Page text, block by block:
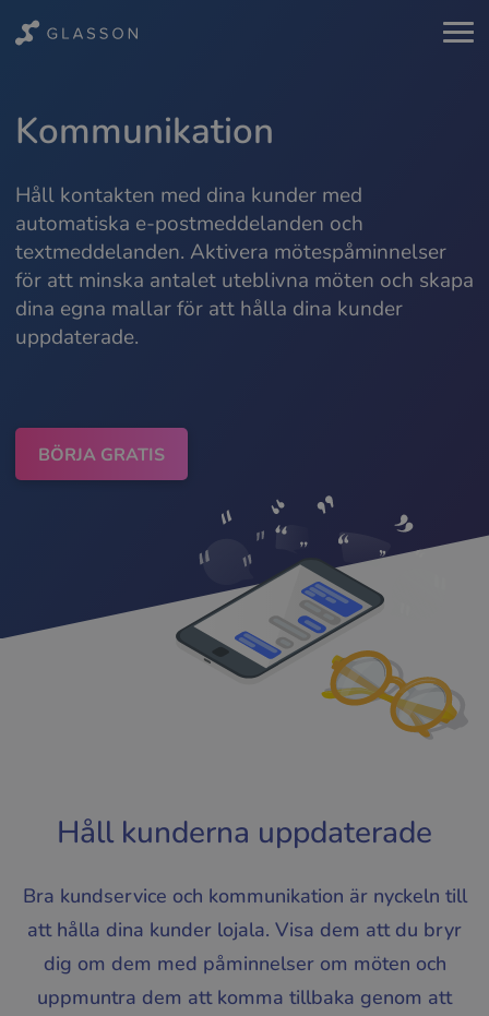
Kommunikation
Håll kontakten med dina kunder med
automatiska e-postmeddelanden och
textmeddelanden. Aktivera mötespåminnelser
för att minska antalet uteblivna möten och skapa
dina egna mallar för att hålla dina kunder
uppdaterade.
BÖRJA GRATIS
Håll kunderna uppdaterade
Bra kundservice och kommunikation är nyckeln till
att hålla dina kunder lojala. Visa dem att du bryr
dig om dem med påminnelser om möten och
uppmuntra dem att komma tillbaka genom att